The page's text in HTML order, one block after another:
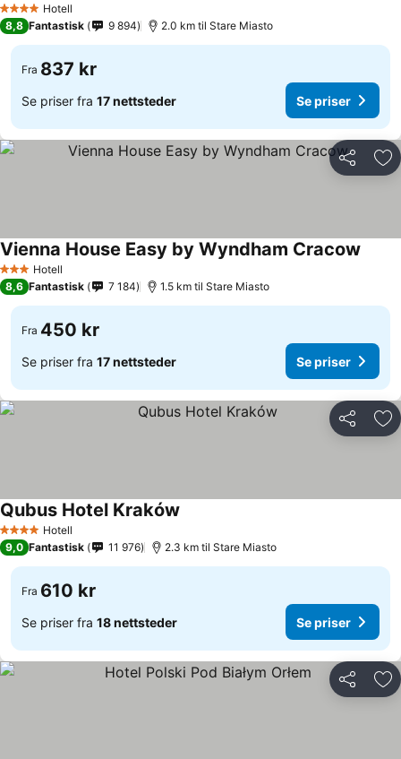
4 StjernerHotell
8,8 Fantastisk 9 894 2.0 km til Stare Miasto
Fra 837 kr
Se priser fra 17 nettsteder Se priser
Del
3 StjernerHotell
Vienna House Easy by Wyndham Cracow
8,6 Fantastisk 7 184 1.5 km til Stare Miasto
Fra 450 kr
Se priser fra 17 nettsteder Se priser
Del
4 StjernerHotell
Qubus Hotel Kraków
9,0 Fantastisk 11 976 2.3 km til Stare Miasto
Fra 610 kr
Se priser fra 18 nettsteder Se priser
Del